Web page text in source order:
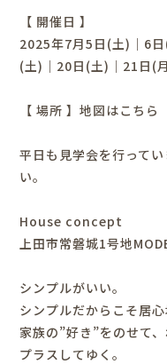
【 開催日 】
2025年7月5日(土)｜6
(土)｜20日(土)｜21日(
【 場所 】地図はこちら
平日も見学会を行って
い。
House concept
上田市常磐城1号地
シンプルがいい。
シンプルだからこそ居心
家族の”好き”をのせて
プラスしてゆく。